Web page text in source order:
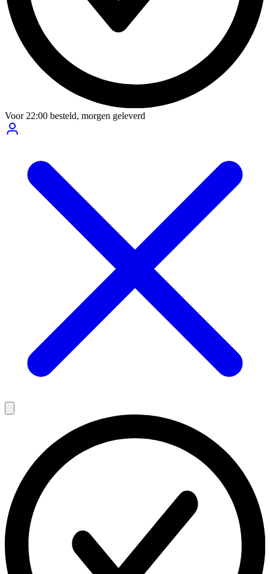
Voor22:00 besteld, morgen geleverd